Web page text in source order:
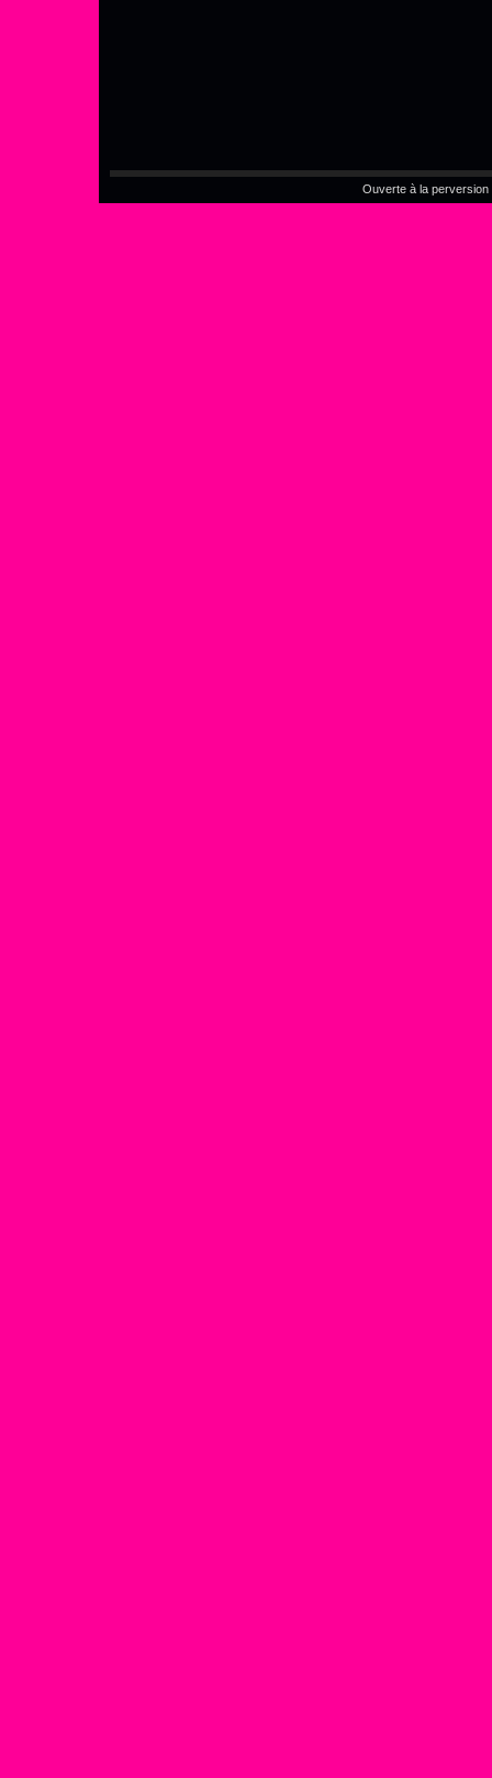
Ouverte à la perversion